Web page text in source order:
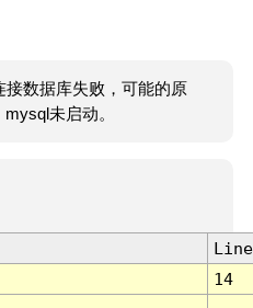
接数据库失败，可能的原
未启动。
Line
14